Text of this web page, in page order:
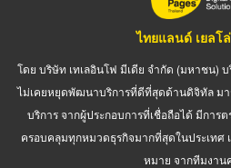
ไทยแลนด์ เยลโ
โดย บริษัท เทเลอินโฟ มีเดีย จำกัด (มหาชน) บ
ไม่เคยหยุดพัฒนาบริการที่ดีที่สุดด้านดิจิทัล มา
บริการ จากผู้ประกอบการที่เชื่อถือได้ มีการ
ครอบคลุมทุกหมวดธุรกิจมากที่สุดในประเทศ
หมาย จากทีมงา